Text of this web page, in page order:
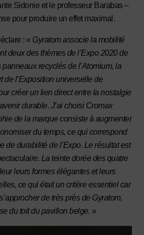
Sidonie et le professeur Barabas –
pour produire un effet maximal.
: « Gyratom associe la mobilité
deux des thèmes de l’Expo 2020 de
panneaux recyclés de l’Atomium, la
de l’Exposition universelle de
créer un lien direct entre la nostalgie
durable. J’ai choisi Cromax
de la marque consiste à augmenter
du temps, ce qui correspond
de durabilité de l’Expo. Le résultat est
La teinte dorée des quatre
leurs formes élégantes et leurs
ce qui était un critère essentiel car
de très près de Gyratom,
du toit du pavillon belge. »